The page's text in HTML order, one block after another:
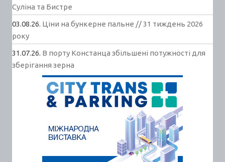
Суліна та Бистре
03.08.26. Ціни на бункерне пальне // 31 тиждень 2026
року
31.07.26. В порту Констанца збільшені потужності для
зберігання зерна